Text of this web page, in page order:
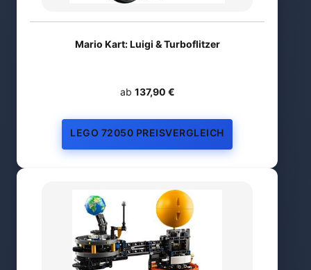
Mario Kart: Luigi & Turboflitzer
ab 137,90 €
LEGO 72050 PREISVERGLEICH